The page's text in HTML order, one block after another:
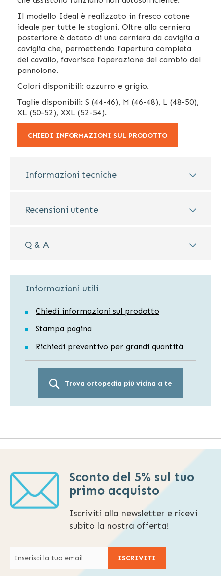
Il modello Ideal è realizzato in fresco cotone
ideale per tutte le stagioni. Oltre alla cerniera
posteriore è dotato di una cerniera da caviglia a
caviglia che, permettendo l'apertura completa
del cavallo, favorisce l'operazione del cambio del
pannolone.
Colori disponibili: azzurro e grigio.
Taglie disponibili: S (44-46), M (46-48), L (48-50),
XL (50-52), XXL (52-54).
CHIEDI INFORMAZIONI SUL PRODOTTO
Informazioni tecniche
Recensioni utente
Q & A
Informazioni utili
Chiedi informazioni sul prodotto
Stampa pagina
Richiedi preventivo per grandi quantità
Trova ortopedia più vicina a te
Sconto del 5% sul tuo
primo acquisto
Iscriviti alla newsletter e ricevi
subito la nostra offerta!
ISCRIVITI